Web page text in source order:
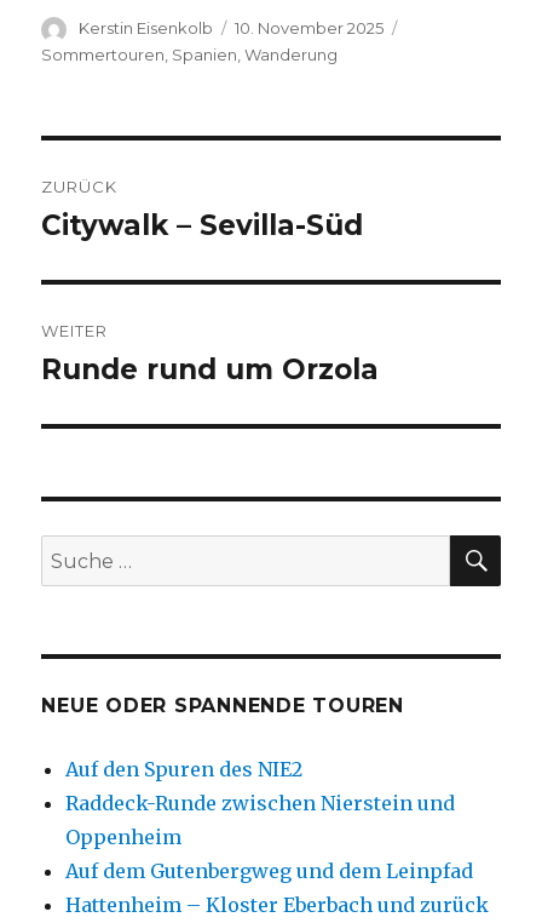
Autor
Kerstin Eisenkolb
Veröffentlicht
am
10. November 2025
Sommertouren Spanien ,Wanderung
ZURÜCK
Vorheriger
Citywalk – Sevilla-Süd
WEITER
Nächster
Runde rund um Orzola
Suche
nach:
NEUE ODER SPANNENDE TOUREN
Auf den Spuren des NIE2
Raddeck-Runde zwischen Nierstein und
Oppenheim
Auf dem Gutenbergweg und dem Leinpfad
Hattenheim – Kloster Eberbach und zurück